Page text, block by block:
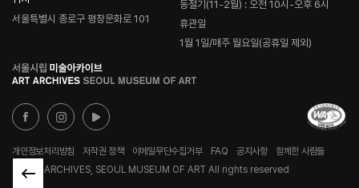
서울특별시 종로구 평창문화로 101
동절기(11-2월) : 오전 10시-오후 6시
휴관일
1월 1일/매주 월요일(공휴일 제외)
로
고
개인정보처리방침 저작권 정책 이메일무단수집거부 FAQ 공지사항
함께한 사람들
© ART ARCHIVES, SEOUL MUSEUM OF ART All rights reserved